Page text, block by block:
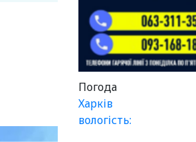
Погода
Харків
вологість: